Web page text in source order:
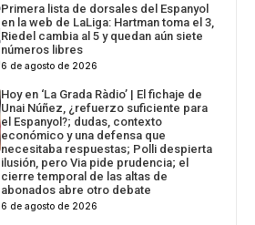
Primera lista de dorsales del Espanyol
en la web de LaLiga: Hartman toma el 3,
Riedel cambia al 5 y quedan aún siete
números libres
6 de agosto de 2026
Hoy en ‘La Grada Ràdio’ | El fichaje de
Unai Núñez, ¿refuerzo suficiente para
el Espanyol?; dudas, contexto
económico y una defensa que
necesitaba respuestas; Polli despierta
ilusión, pero Via pide prudencia; el
cierre temporal de las altas de
abonados abre otro debate
6 de agosto de 2026